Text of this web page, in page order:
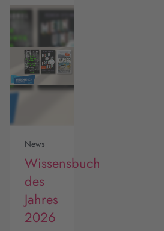
News
Wissensbuch
des
Jahres
2026